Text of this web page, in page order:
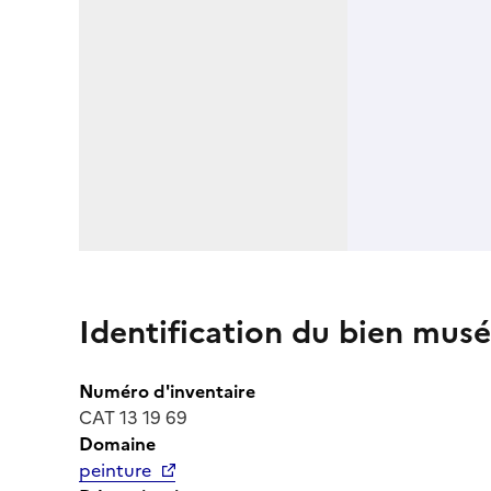
Identification du bien
Numéro d'inventaire
CAT 13 19 69
Domaine
peinture